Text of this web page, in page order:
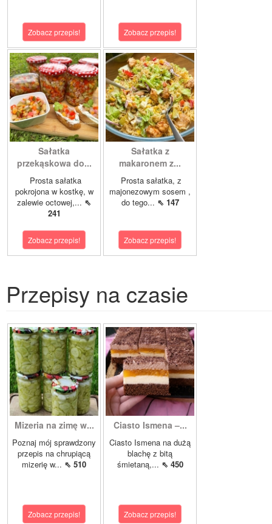
Zobacz przepis! Zobacz przepis!
Sałatka
przekąskowa do...
Prosta sałatka
pokrojona w kostkę, w
zalewie octowej,... ⇖
241
Zobacz przepis!
Sałatka z
makaronem z...
Prosta sałatka, z
majonezowym sosem ,
do tego... ⇖ 147
Zobacz przepis!
Przepisy na czasie
Mizeria na zimę w...
Poznaj mój sprawdzony
przepis na chrupiącą
mizerię w... ⇖ 510
Zobacz przepis!
Ciasto Ismena –...
Ciasto Ismena na dużą
blachę z bitą
śmietaną,... ⇖ 450
Zobacz przepis!